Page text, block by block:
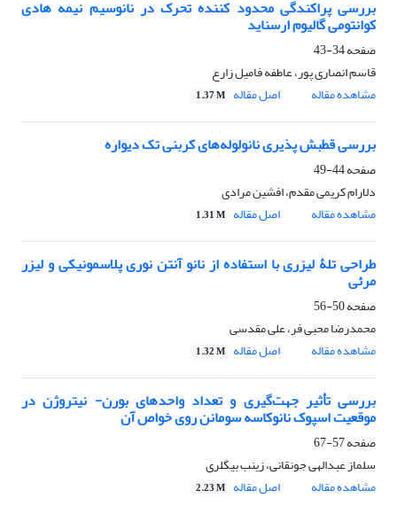
بررسی پراکندگی محدود کننده تحرک در نانوسیم نیمه هادی
کوانتومی گالیوم ارسناید
صفحه34-43
قاسم انصاری پور، عاطفه فامیل زارع
مشاهده مقاله
اصل مقاله 1.37 M
بررسی قطبش پذیری نانولوله‌های کربنی تک دیواره
صفحه44-49
دلارام کریمی مقدم، افشین مرادی
مشاهده مقاله
اصل مقاله 1.31 M
طراحی تلۀ لیزری با استفاده از نانو آنتن نوری پلاسمونیکی و لیزر
مرئی
صفحه50-56
محمدرضا محبی فر، علی مقدسی
مشاهده مقاله
اصل مقاله 1.32 M
بررسی تأثیر جهت‌گیری و تعداد واحدهای بورن- نیتروژن در
موقعیت اسپوک نانوکاسه سومانن روی خواص آن
صفحه57-67
سلماز عبدالهی جونقانی، زینب بیگلری
مشاهده مقاله
اصل مقاله 2.23 M